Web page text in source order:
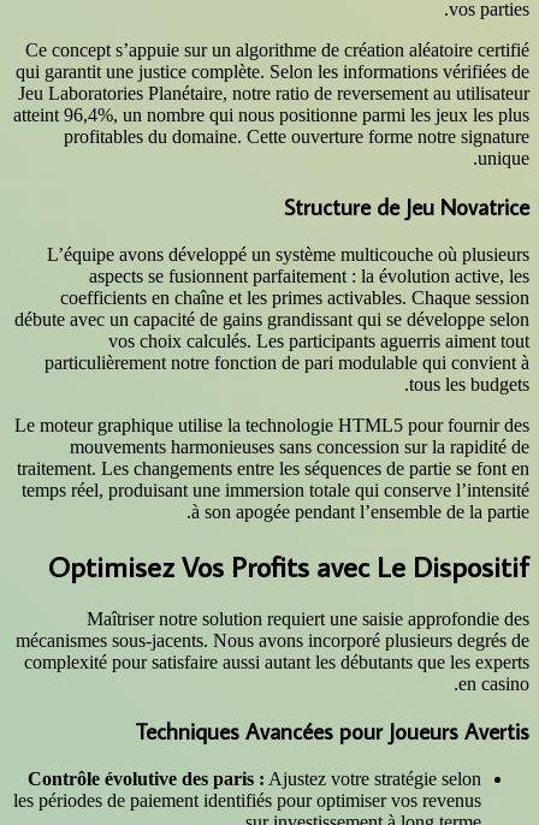
Ce concept s’appuie sur un
qui garantit une justice complète.
Jeu Laboratories Planétaire, notre
atteint 96,4%, un nombre qui nous
profitables du domaine. Cette
L’équipe avons développé un
aspects se fusionnent
coefficients en chaîne et les
débute avec un capacité de gains
vos choix calculés. Les
particulièrement notre fonction
Le moteur graphique utilise la
mouvements harmonieuses
traitement. Les changements entre
temps réel, produisant une
à son apogée
Optimisez Vos
Maîtriser notre solution
mécanismes sous-jacents. Nous
complexité pour satisfaire aussi
Techniques
Contrôle évolutive des paris :
les périodes de paiement identifiés